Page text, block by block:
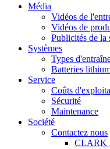
Média
Vidéos de
Vidéos de
Publicités de la
Systèmes
Types
Batteries
Service
Coûts
Sécurité
Maintenance
Société
Contactez nous
CLARK